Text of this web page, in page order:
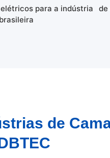
para a indústria
de
de